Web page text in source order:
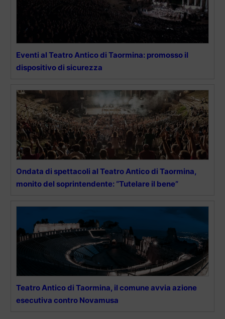
Eventi al Teatro Antico di Taormina: promosso il
dispositivo di sicurezza
Ondata di spettacoli al Teatro Antico di Taormina,
monito del soprintendente: “Tutelare il bene”
Teatro Antico di Taormina, il comune avvia azione
esecutiva contro Novamusa